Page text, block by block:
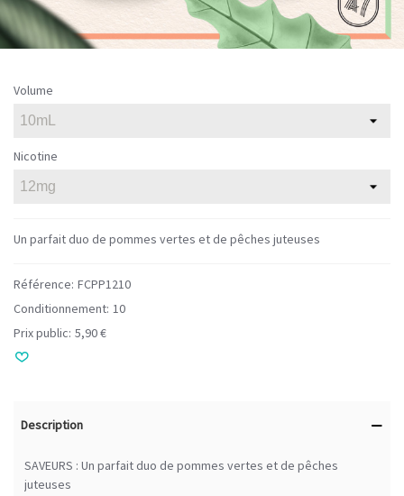
Volume
Nicotine
Un parfait duo de pommes vertes et de pêches juteuses
Référence: FCPP1210
Conditionnement: 10
Prix public: 5,90 €
Description
SAVEURS : Un parfait duo de pommes vertes et de pêches
juteuses